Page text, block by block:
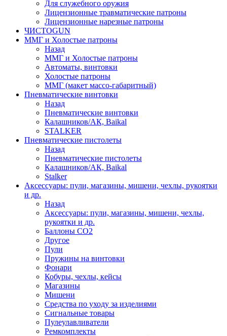
Для служебного оружия
Лицензионные травматические патроны
Лицензионные нарезные патроны
ЧИСТОGUN
ММГ и Холостые патроны
Назад
ММГ и Холостые патроны
Автоматы, винтовки
Холостые патроны
ММГ (макет массо-габаритный)
Пневматические винтовки
Назад
Пневматические винтовки
Калашников/АК, Baikal
STALKER
Пневматические пистолеты
Назад
Пневматические пистолеты
Калашников/АК, Baikal
Stalker
Аксессуары: пули, магазины, мишени, чехлы, рукоятки
и др.
Назад
Аксессуары: пули, магазины, мишени, чехлы,
рукоятки и др.
Баллоны CO2
Другое
Пули
Пружины на винтовки
Фонари
Кобуры, чехлы, кейсы
Магазины
Мишени
Средства по уходу за изделиями
Сигнальные товары
Пулеулавливатели
Ремкомплекты